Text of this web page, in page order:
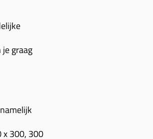
graag
300, 300